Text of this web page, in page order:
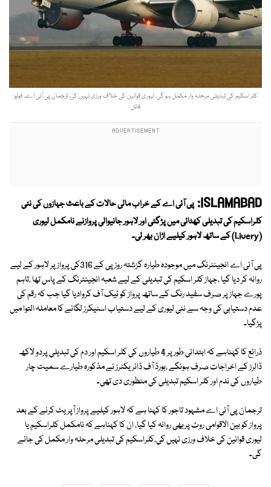
کلر اسکیم کی تبدیلی مرحلہ وار مکمل ہو گی، لیوری قوانین کی خلاف ورزی نہیں کی، ترجمان پی آئی اے۔ فوٹو:
فائل
ISLAMABAD: پی آئی اے کے خراب مالی حالات کے باعث جہازوں کی نئی
کلراسکیم کی تبدیلی کھٹائی میں پڑگئی اور لاہور جانیوالی پروازنے نامکمل لیوری
(Livery) کے ساتھ لاہور کیلیے اڑان بھر لی۔
پی آئی اے انجینئرنگ میں موجودہ طیارہ گزشتہ روز پی کے 316کی پرواز پر لاہور کے لیے
روانہ کر دیا گیا ،جہاز کلر اسکیم کی تبدیلی کے لیے شعبہ انجینئرنگ کے پاس تھا ،تاہم
پورے جہاز پر صرف سفید رنگ کے ساتھ پرواز کو ٹیک آف کروادیا گیا جب کہ رقم کی
عدم دستیابی کی وجہ سے نئی لیوری کے لیے دستیاب اسٹیکرز لگانے کا معاملہ التوا میں
پڑگیا۔
ذرائع کا کہناہے کہ ابتدائی طورپر 4 طیاروں کی کلر اسکیم اور دم کی تبدیلی پردو لاکھ
ڈالرز کے اخراجات صرف ہونگے ،بورڈ آف ڈائریکٹرز نے مذکورہ طیارے سمیت چار
طیاروں کی ندم اور کلر اسکیم تبدیلی کی منظوری دی تھی۔
ترجمان پی آئی اے مشہود تاجور کا کہنا ہے کہ لاہور کیلیے پرواز آپریٹ کرنے کے بعد
پرواز کو بین الاقوامی روٹ پربھی روانہ کیا گیا، ان کا کہناہے کہ نامکمل کلراسکیم یا
لیوری قوانین کی خلاف ورزی نہیں کی،کلراسکیم کی تبدیلی مرحلہ وار مکمل کی جائے
گی۔